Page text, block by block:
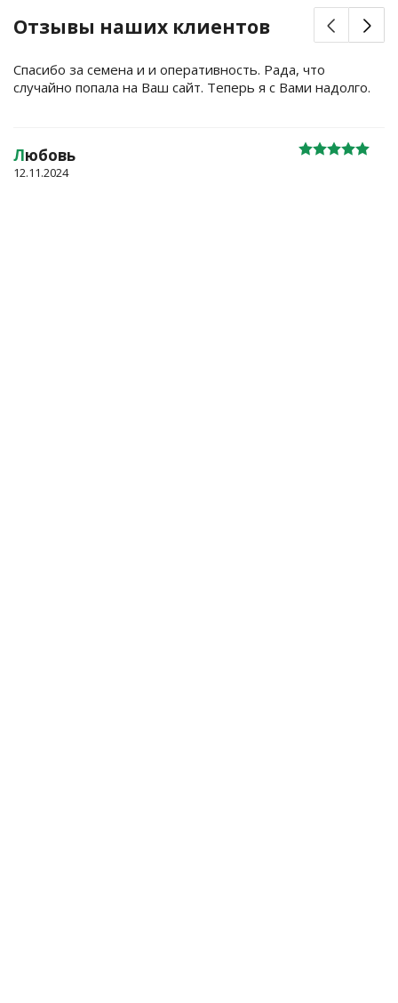
Отзывы наших клиентов
Спасибо за семена и и оперативность. Рада, что
случайно попала на Ваш сайт. Теперь я с Вами надолго.
Любовь
12.11.2024